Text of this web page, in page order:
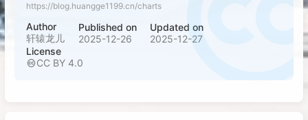
https://blog.huangge1199.cn/charts
Author
轩辕龙儿
Published on
2025-12-26
Updated on
2025-12-27
License
CC BY 4.0